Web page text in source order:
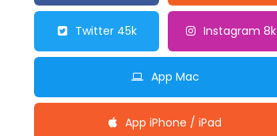
Twitter 45k Instagram 8k
App Mac
App iPhone / iPad